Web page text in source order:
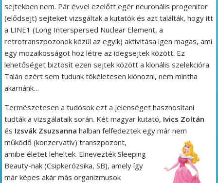
sejtekben nem. Pár évvel ezelőtt egér neuronális progenitor
(elődsejt) sejteket vizsgáltak a kutatók és azt találták, hogy itt
a LINE1 (Long Interspersed Nuclear Element, a
retrotranszpozonok közül az egyik) aktivitása igen magas, ami
egy mozaikosságot hoz létre az idegsejtek között. Ez
lehetőséget biztosít ezen sejtek között a klonális szelekcióra.
Talán ezért sem tudunk tökéletesen klónozni, nem mintha
akarnánk…
Természetesen a tudósok ezt a jelenséget hasznosítani
tudták a vizsgálataik során. Két magyar kutató, Ivics Zoltán
és Izsvák Zsuzsanna halban felfedeztek egy már nem
működő (konzervatív)transzpozont,
amibe életet leheltek. Elnevezték Sleeping
Beauty-nak (Csipkerózsika, SB), amely így
már képes akár más organizmusok